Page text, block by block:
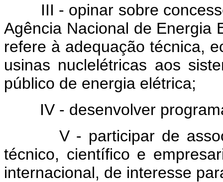
III - opinar sobre
Agência Nacional de Energia
refere à adequação técnica,
usinas nuclelétricas aos
público de energia elétrica;
IV - desenvolver
V - participar de
técnico, científico e
internacional, de interesse